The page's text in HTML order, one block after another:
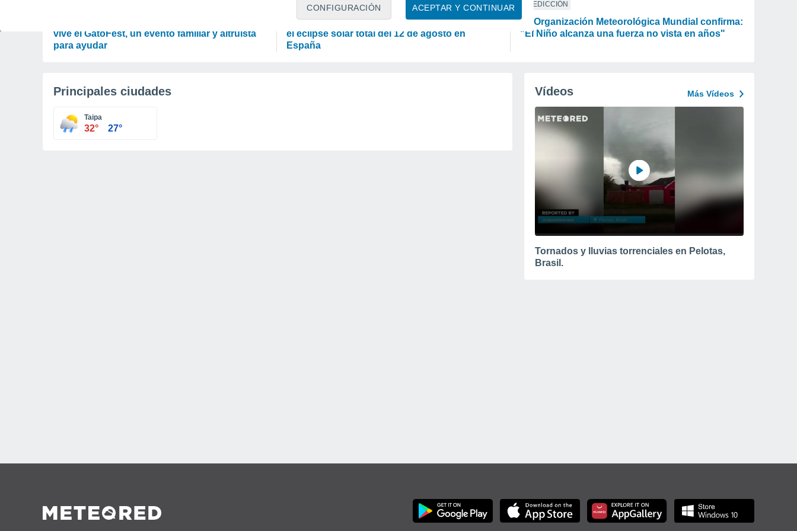
ACEPTAR Y CONTINUAR
CONFIGURACIÓN
vive el GatoFest, un evento familiar y altruista
para ayudar
ASTRONOMÍA
Los seis miradores imprescindibles para vivir
el eclipse solar total del 12 de agosto en
España
PREDICCIÓN
La Organización Meteorológica Mundial confirma:
"El Niño alcanza una fuerza no vista en años"
Principales ciudades
Taipa
32° 27°
Vídeos Más Vídeos
Tornados y lluvias torrenciales en Pelotas,
Brasil.